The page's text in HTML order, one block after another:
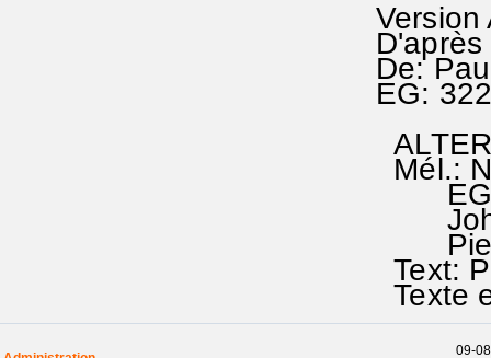
Version
De:
EG:
Mél.:
EG
Text:
Texte
09-